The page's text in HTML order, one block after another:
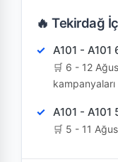
🔥 Tekirdağ
A101 -
🛒 6 - 12
kampanyaları
A101 -
🛒 5 - 11